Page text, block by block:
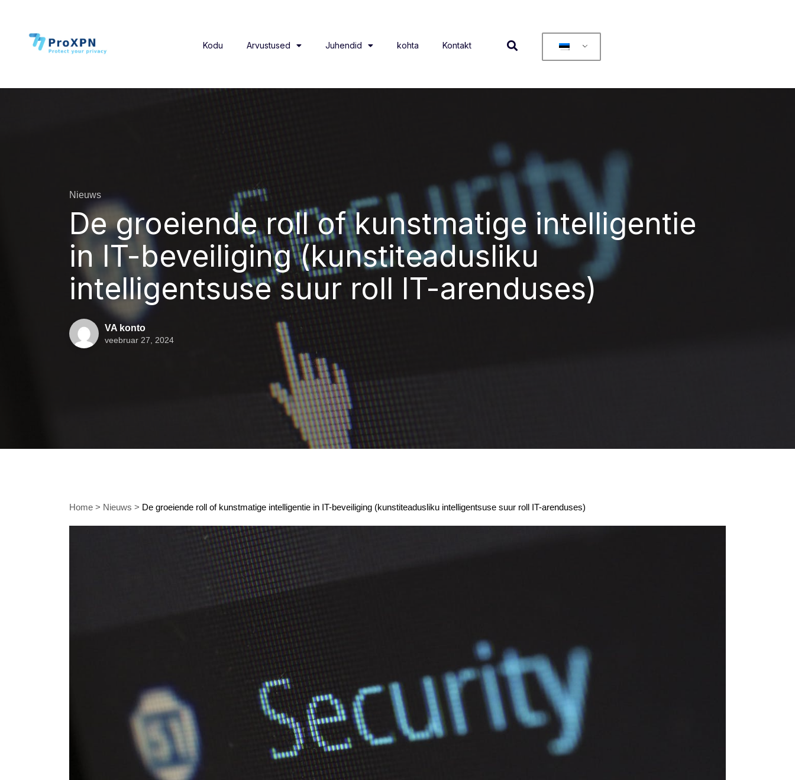
Kodu Arvustused Juhendid kohta Kontakt
Nieuws
De groeiende roll of kunstmatige intelligentie
in IT-beveiliging (kunstiteadusliku
intelligentsuse suur roll IT-arenduses)
VA konto
veebruar 27, 2024
Home > Nieuws > De groeiende roll of kunstmatige intelligentie in IT-beveiliging (kunstiteadusliku intelligentsuse suur roll IT-arenduses)